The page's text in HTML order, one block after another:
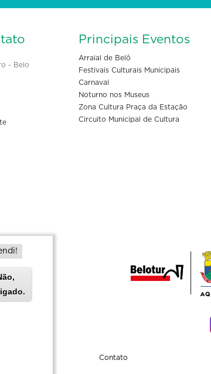
- Belo
Principais Eventos
Arraial de Belô
Festivais Culturais Municipais
Carnaval
Noturno nos Museus
Zona Cultura Praça da Estação
Circuito Municipal de Cultura
Contato